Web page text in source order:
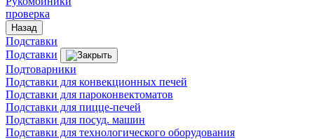
проверка
Назад
Подставки
Подставки
Подтоварники
Подставки для конвекционных печей
Подставки для пароконвектоматов
Подставки для пицце-печей
Подставки для посуд. машин
Подставки для технологического оборудования